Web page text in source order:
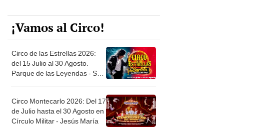
¡Vamos al Circo!
Circo de las Estrellas 2026:
del 15 Julio al 30 Agosto.
Parque de las Leyendas - San
Circo Montecarlo 2026: Del 17
de Julio hasta el 30 Agosto en
Círculo Militar - Jesús María